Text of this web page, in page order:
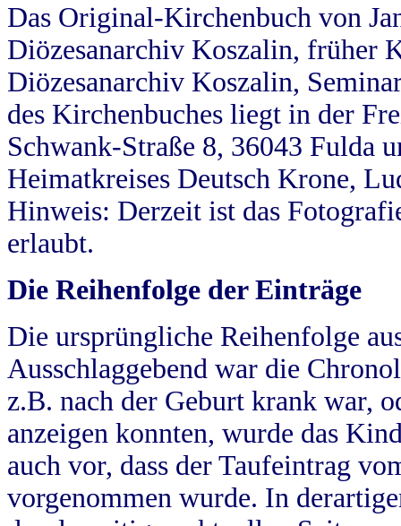
Das Original-Kirchenbuch von
Diözesanarchiv Koszalin, früher
Diözesanarchiv Koszalin,
des Kirchenbuches liegt in der
Schwank-Straße 8, 36043 Fulda
Heimatkreises Deutsch Krone,
Hinweis: Derzeit ist das
erlaubt.
Die Reihenfolge der Einträge
Die ursprüngliche Reihenfolge
Ausschlaggebend war die
z.B. nach der Geburt krank war,
anzeigen konnten, wurde das
auch vor, dass der Taufeintrag
vorgenommen wurde. In